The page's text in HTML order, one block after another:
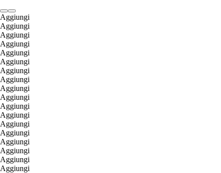
Aggiungi
Aggiungi
Aggiungi
Aggiungi
Aggiungi
Aggiungi
Aggiungi
Aggiungi
Aggiungi
Aggiungi
Aggiungi
Aggiungi
Aggiungi
Aggiungi
Aggiungi
Aggiungi
Aggiungi
Aggiungi